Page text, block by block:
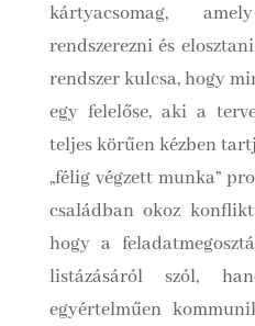
kártyacsomag,
rendszerezni és
rendszer kulcsa, hogy
egy felelőse, aki a
teljes körűen kézben
„félig végzett munka”
családban okoz
hogy a
listázásáról szól,
egyértelműen